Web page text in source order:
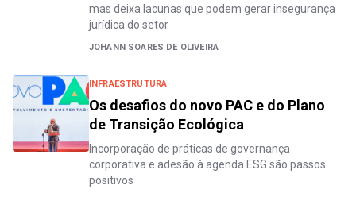
mas deixa lacunas que podem gerar insegurança
jurídica do setor
JOHANN SOARES DE OLIVEIRA
INFRAESTRUTURA
Os desafios do novo PAC e do Plano
de Transição Ecológica
Incorporação de práticas de governança
corporativa e adesão à agenda ESG são passos
positivos